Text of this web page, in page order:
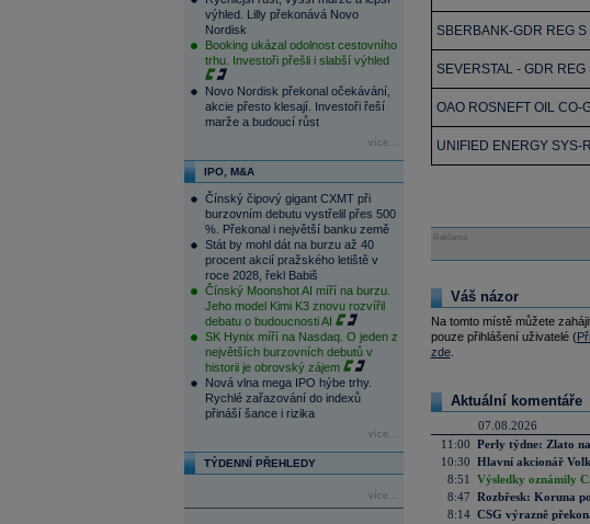
výhled. Lilly překonává Novo
Nordisk
Booking ukázal odolnost cestovního
trhu. Investoři přešli i slabší výhled
Novo Nordisk překonal očekávání,
akcie přesto klesají. Investoři řeší
marže a budoucí růst
více...
IPO, M&A
Čínský čipový gigant CXMT při
burzovním debutu vystřelil přes 500
%. Překonal i největší banku země
Stát by mohl dát na burzu až 40
procent akcií pražského letiště v
roce 2028, řekl Babiš
Čínský Moonshot AI míří na burzu.
Jeho model Kimi K3 znovu rozvířil
debatu o budoucnosti AI
SK Hynix míří na Nasdaq. O jeden z
největších burzovních debutů v
historii je obrovský zájem
Nová vlna mega IPO hýbe trhy.
Rychlé zařazování do indexů
přináší šance i rizika
více...
TÝDENNÍ PŘEHLEDY
více...
SBERBANK-GDR REG S
SEVERSTAL - GDR REG
OAO ROSNEFT OIL CO-
UNIFIED ENERGY SYS-
Reklama
Váš názor
Na tomto místě můžete
pouze přihlášení uživatelé (
zde.
Aktuální komentáře
07.08.2026
11:00 Perly týdne: Zlato
10:30 Hlavní akcionář
8:51
Výsledky oznámily
8:47 Rozbřesk: Koruna
8:14 CSG výrazně